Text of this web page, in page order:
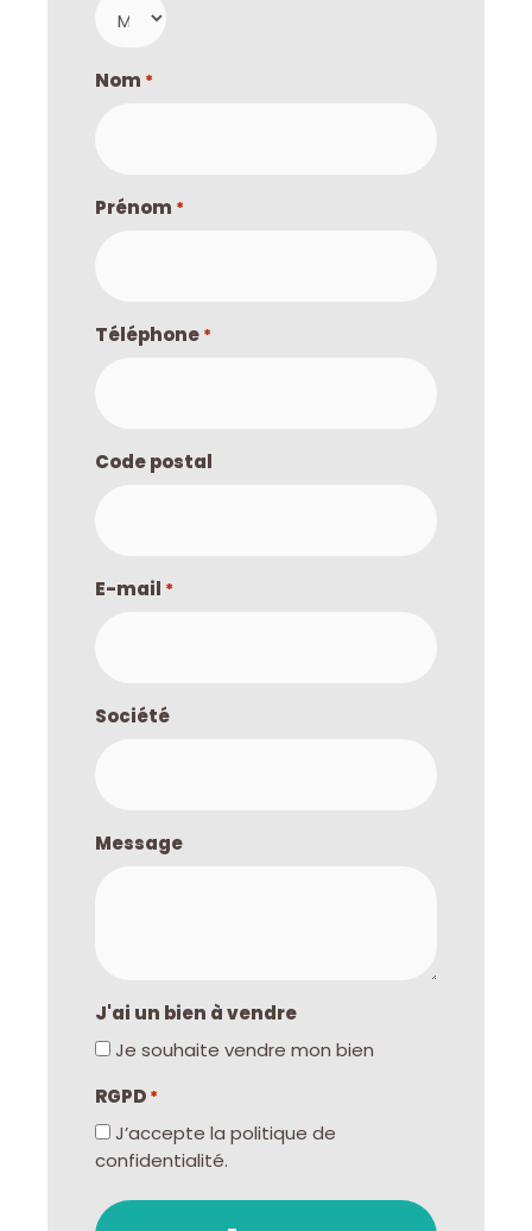
Nom *
Prénom *
Téléphone *
Code postal
E-mail *
Société
Message
J'ai un bien à vendre
Je souhaite vendre mon bien
RGPD *
J’accepte la politique de
confidentialité.